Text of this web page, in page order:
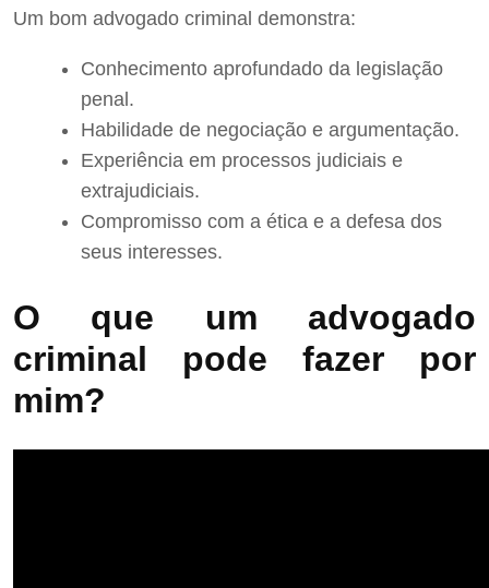
Um bom advogado criminal demonstra:
Conhecimento aprofundado da legislação
penal.
Habilidade de negociação e argumentação.
Experiência em processos judiciais e
extrajudiciais.
Compromisso com a ética e a defesa dos
seus interesses.
O que um advogado
criminal pode fazer por
mim?